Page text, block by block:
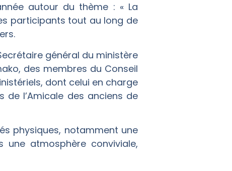
autour du thème : « La
participants tout au long de
général du ministère
des membres du Conseil
dont celui en charge
l’Amicale des anciens de
physiques, notamment une
atmosphère conviviale,